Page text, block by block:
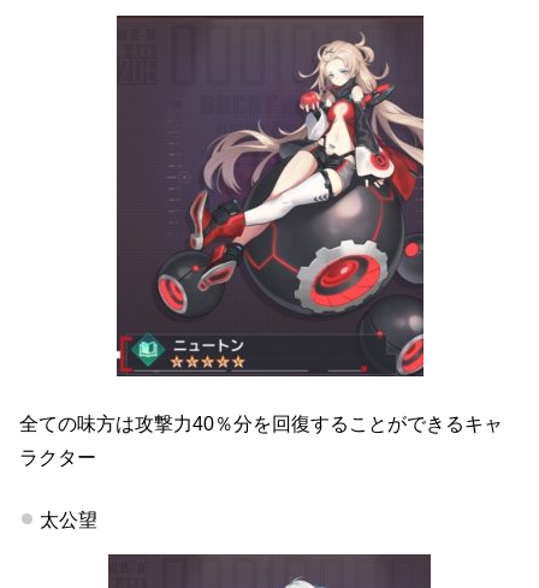
全ての味方は攻撃力40％分を回復することができるキャ
ラクター
太公望